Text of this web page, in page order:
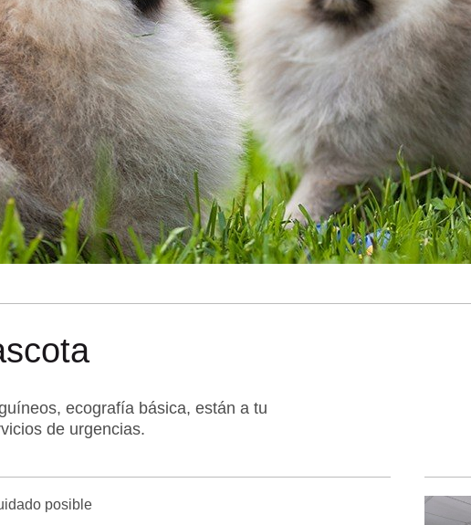
ecografía básica, están a tu
de urgencias.
posible